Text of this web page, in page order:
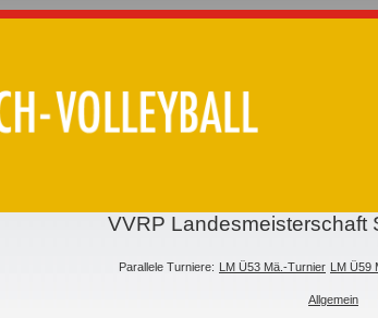
VVRP Landesmeisterschaft
Parallele Turniere: LM Ü53 Mä.-Turnier LM Ü59
Allgemein